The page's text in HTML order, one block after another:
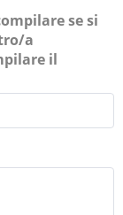
se si
a
il